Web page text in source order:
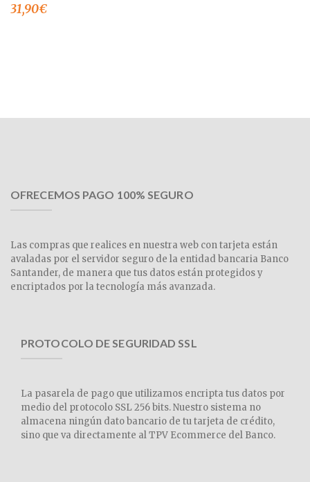
31,90€
OFRECEMOS PAGO 100% SEGURO
Las compras que realices en nuestra web con tarjeta están
avaladas por el servidor seguro de la entidad bancaria Banco
Santander, de manera que tus datos están protegidos y
encriptados por la tecnología más avanzada.
PROTOCOLO DE SEGURIDAD SSL
La pasarela de pago que utilizamos encripta tus datos por
medio del protocolo SSL 256 bits. Nuestro sistema no
almacena ningún dato bancario de tu tarjeta de crédito,
sino que va directamente al TPV Ecommerce del Banco.